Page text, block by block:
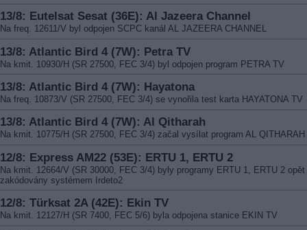
13/8: Eutelsat Sesat (36E): Al Jazeera Channel
Na freq. 12611/V byl odpojen SCPC kanál AL JAZEERA CHANNEL
13/8: Atlantic Bird 4 (7W): Petra TV
Na kmit. 10930/H (SR 27500, FEC 3/4) byl odpojen program PETRA TV
13/8: Atlantic Bird 4 (7W): Hayatona
Na freq. 10873/V (SR 27500, FEC 3/4) se vynořila test karta HAYATONA TV
13/8: Atlantic Bird 4 (7W): Al Qitharah
Na kmit. 10775/H (SR 27500, FEC 3/4) začal vysílat program AL QITHARAH
12/8: Express AM22 (53E): ERTU 1, ERTU 2
Na kmit. 12664/V (SR 30000, FEC 3/4) byly programy ERTU 1, ERTU 2 opět
zakódovány systémem Irdeto2
12/8: Türksat 2A (42E): Ekin TV
Na kmit. 12127/H (SR 7400, FEC 5/6) byla odpojena stanice EKIN TV